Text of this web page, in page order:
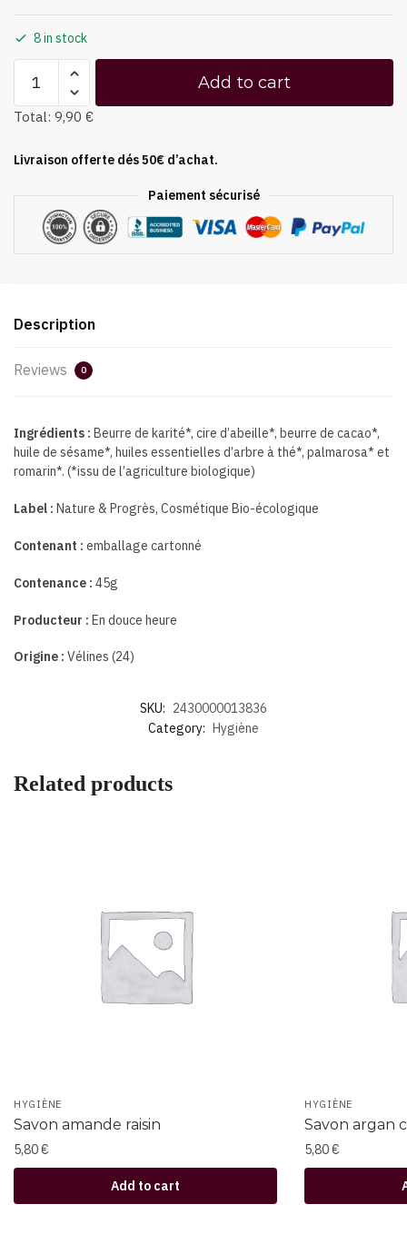
8 in stock
Add to cart
Total: 9,90 €
Livraison offerte dés 50€ d’achat.
Paiement sécurisé
Description
Reviews 0
Ingrédients : Beurre de karité*, cire d’abeille*, beurre de cacao*,
huile de sésame*, huiles essentielles d’arbre à thé*, palmarosa* et
romarin*. (*issu de l’agriculture biologique)
Label : Nature & Progrès, Cosmétique Bio-écologique
Contenant : emballage cartonné
Contenance : 45g
Producteur : En douce heure
Origine : Vélines (24)
SKU: 2430000013836
Category: Hygiène
Related products
HYGIÈNE
Savon amande raisin
5,80€
Add to cart
HYGIÈNE
Savon argan
5,80€